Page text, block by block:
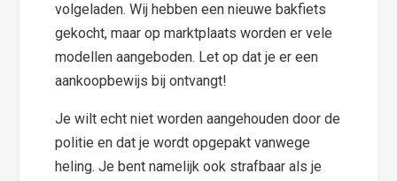
volgeladen. Wij hebben een nieuwe bakfiets
gekocht, maar op marktplaats worden er vele
modellen aangeboden. Let op dat je er een
aankoopbewijs bij ontvangt!
Je wilt echt niet worden aangehouden door de
politie en dat je wordt opgepakt vanwege
heling. Je bent namelijk ook strafbaar als je